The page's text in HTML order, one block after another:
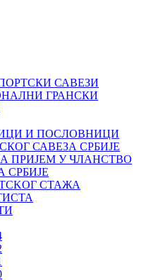
САВЕЗИ
ГРАНСКИ
И ПОСЛОВНИЦИ
САВЕЗА СРБИЈЕ
ПРИЈЕМ У ЧЛАНСТВО
СРБИЈЕ
СТАЖА